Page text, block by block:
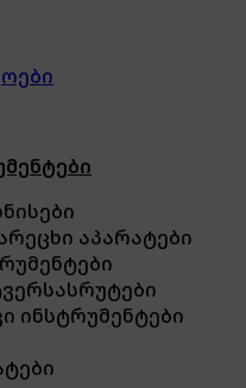
აპარატები
ინსტრუმენტები